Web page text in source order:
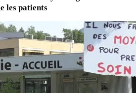
les patients